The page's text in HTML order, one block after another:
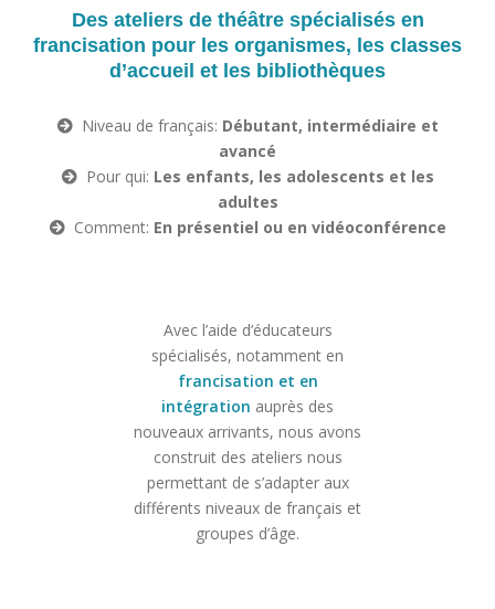
Des ateliers de théâtre spécialisés en
francisation pour les organismes, les classes
d’accueil et les bibliothèques
Niveau de français: Débutant, intermédiaire et
avancé
Pour qui: Les enfants, les adolescents et les
adultes
Comment: En présentiel ou en vidéoconférence
Avec l’aide d’éducateurs
spécialisés, notamment en
francisation et en
intégration auprès des
nouveaux arrivants, nous avons
construit des ateliers nous
permettant de s’adapter aux
différents niveaux de français et
groupes d’âge.